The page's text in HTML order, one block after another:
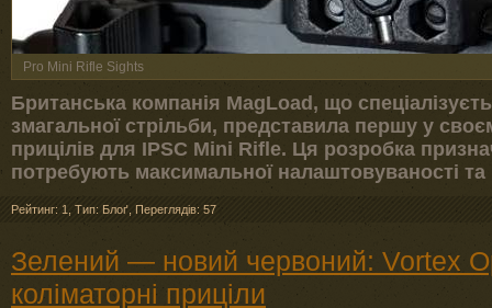
Pro Mini Rifle Sights
Британська компанія MagLoad, що
змагальної стрільби, представила першу у
прицілів для IPSC Mini Rifle. Ця розробка
потребують максимальної налаштовуваності та
Рейтинг: 1 Тип: Блоґ Переглядів: 57
Зелений — новий червоний: Vortex
коліматорні приціли